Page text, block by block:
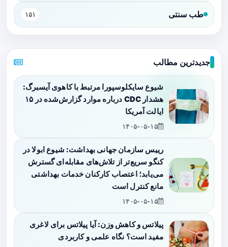
طب سنتی ۱۵۱
جدیدترین مطالب
شیوع سایکلوسپورا مرتبط با کاهوی آیسبرگ:
هشدار CDC درباره موارد گزارش‌شده در ۱۵
ایالت آمریکا
۱۴۰۵-۰۵-۱۵
رییس سازمان جهانی بهداشت: شیوع ابولا در
کنگو سریع‌تر از تلاش‌های مقابله‌ای گسترش
می‌یابد؛ اعتصاب کارکنان خدمات بهداشتی
مانع کنترل است
۱۴۰۵-۰۵-۱۵
پیلاتس و کاهش وزن: آیا پیلاتس برای لاغری
مفید است؟ نگاه علمی و کاربردی